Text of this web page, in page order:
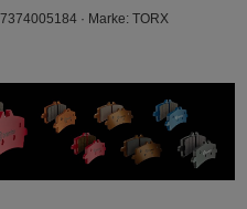
· Marke: TORX